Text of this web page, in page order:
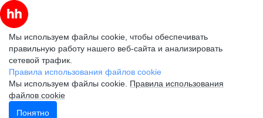
Мы используем файлы cookie, чтобы обеспечивать
правильную работу нашего веб-сайта и анализировать
сетевой трафик.
Правила использования файлов cookie
Мы используем файлы cookie. Правила использования
файлов cookie
Понятно